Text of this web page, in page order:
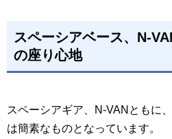
スペーシアベース、N-
の座り心地
スペーシアギア、N-VANともに
は簡素なものとなっています。